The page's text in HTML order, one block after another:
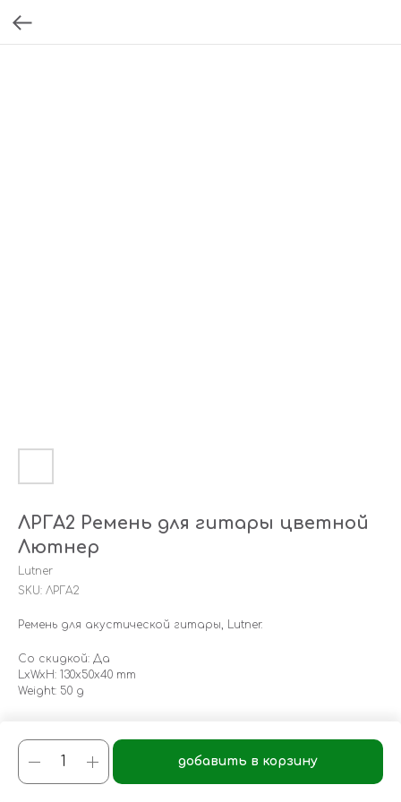
ЛРГА2 Ремень для гитары цветной
Лютнер
Lutner
SKU: ЛРГА2
добавить в корзину
Ремень для акустической гитары, Lutner.
Со скидкой: Да
LxWxH: 130x50x40 mm
Weight: 50 g